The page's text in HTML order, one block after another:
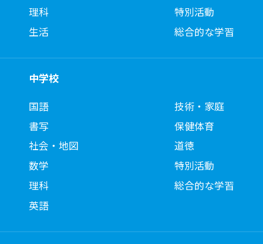
理科
生活
特別活動
総合的な学習
中学校
国語
書写
社会・地図
数学
理科
英語
技術・家庭
保健体育
道徳
特別活動
総合的な学習